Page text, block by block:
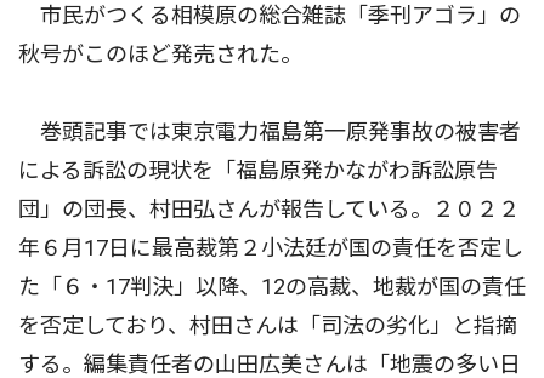
市民がつくる相模原の総合雑誌「季刊アゴラ」の
秋号がこのほど発売された。
巻頭記事では東京電力福島第一原発事故の被害者
による訴訟の現状を「福島原発かながわ訴訟原告
団」の団長、村田弘さんが報告している。２０２２
年６月17日に最高裁第２小法廷が国の責任を否定し
た「６・17判決」以降、12の高裁、地裁が国の責任
を否定しており、村田さんは「司法の劣化」と指摘
する。編集責任者の山田広美さんは「地震の多い日